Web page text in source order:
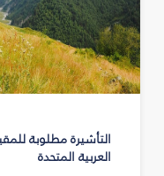
التأشيرة مطلوبة
العربية المتحدة